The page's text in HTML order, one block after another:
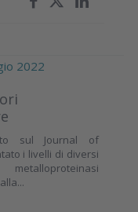
2022
sul Journal of
i livelli di diversi